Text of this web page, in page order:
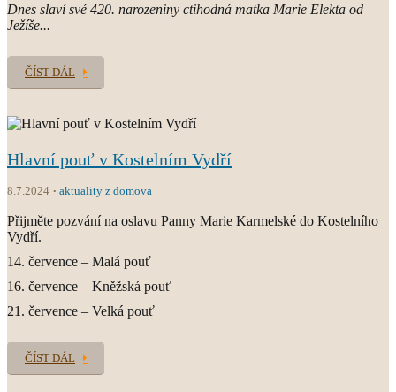
Dnes slaví své 420. narozeniny ctihodná matka Marie Elekta od
Ježíše...
ČÍST DÁL
Hlavní pouť v Kostelním Vydří
8.7.2024 aktuality z domova
Přijměte pozvání na oslavu Panny Marie Karmelské do Kostelního
Vydří.
14. července – Malá pouť
16. července – Kněžská pouť
21. července – Velká pouť
ČÍST DÁL